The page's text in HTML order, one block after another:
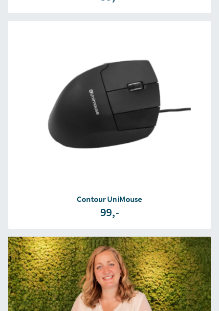
Contour UniMouse
99,-